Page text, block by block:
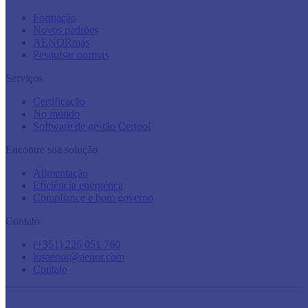
Formação
Novos padrões
AENORmás
Pesquisar normas
Serviços
Certificação
No mundo
Software de gestão Certool
Encontre sua solução
Alimentação
Eficiência energética
Compliance e bom governo
Contato
(+351) 226 051 760
lusaenor@aenor.com
Contato